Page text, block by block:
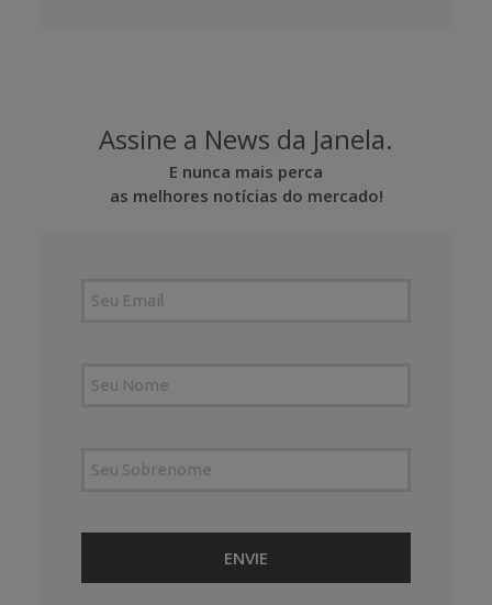
Assine a News da Janela.
E nunca mais perca
as melhores notícias do mercado!